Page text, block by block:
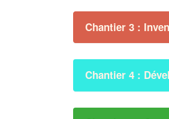
Chantier 3 :
Chantier 4 :